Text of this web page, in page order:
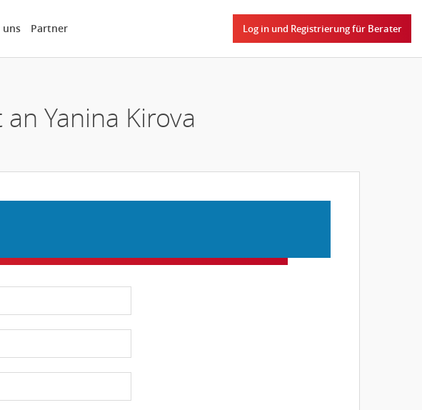
uns Partner Log in und Registrierung für Berater
Yanina Kirova